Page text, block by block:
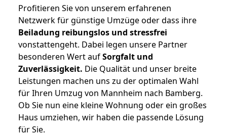
Profitieren Sie von unserem erfahrenen
Netzwerk für günstige Umzüge oder dass ihre
Beiladung reibungslos und stressfrei
vonstattengeht. Dabei legen unsere Partner
besonderen Wert aufSorgfalt und
Zuverlässigkeit. Die Qualität und unser breite
Leistungen machen uns zu der optimalen Wahl
für Ihren Umzug von Mannheim nach Bamberg.
Ob Sie nun eine kleine Wohnung oder ein großes
Haus umziehen, wir haben die passende Lösung
für Sie.